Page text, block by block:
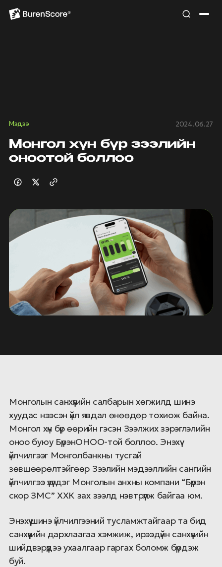
Мэдээ 2024.06.27
Монгол хүн бүр зээлийн
оноотой боллоо
Монголын санхүүгийн салбарын хөгжилд шинэ
хуудас нээсэн үйл явдал өнөөдөр тохиож байна.
Монгол хүн бүр өөрийн гэсэн Зээлжих зэрэглэлийн
оноо буюу БүрэнОНОО-той боллоо. Энэхүү
үйлчилгээг Монголбанкны тусгай
зөвшөөрөлтэйгөөр Зээлийн мэдээллийн сангийн
үйлчилгээ үзүүлдэг Монголын анхны компани “Бүрэн
скор ЗМС” ХХК зах зээлд нэвтрүүлж байгаа юм.
Энэхүү шинэ үйлчилгээний тусламжтайгаар та бид
санхүүгийн дархлаагаа хэмжиж, ирээдүйн санхүүгийн
шийдвэрүүдээ ухаалгаар гаргах боломж бүрдэж
буй.